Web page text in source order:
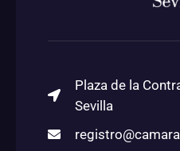
Plaza de la
Sevilla